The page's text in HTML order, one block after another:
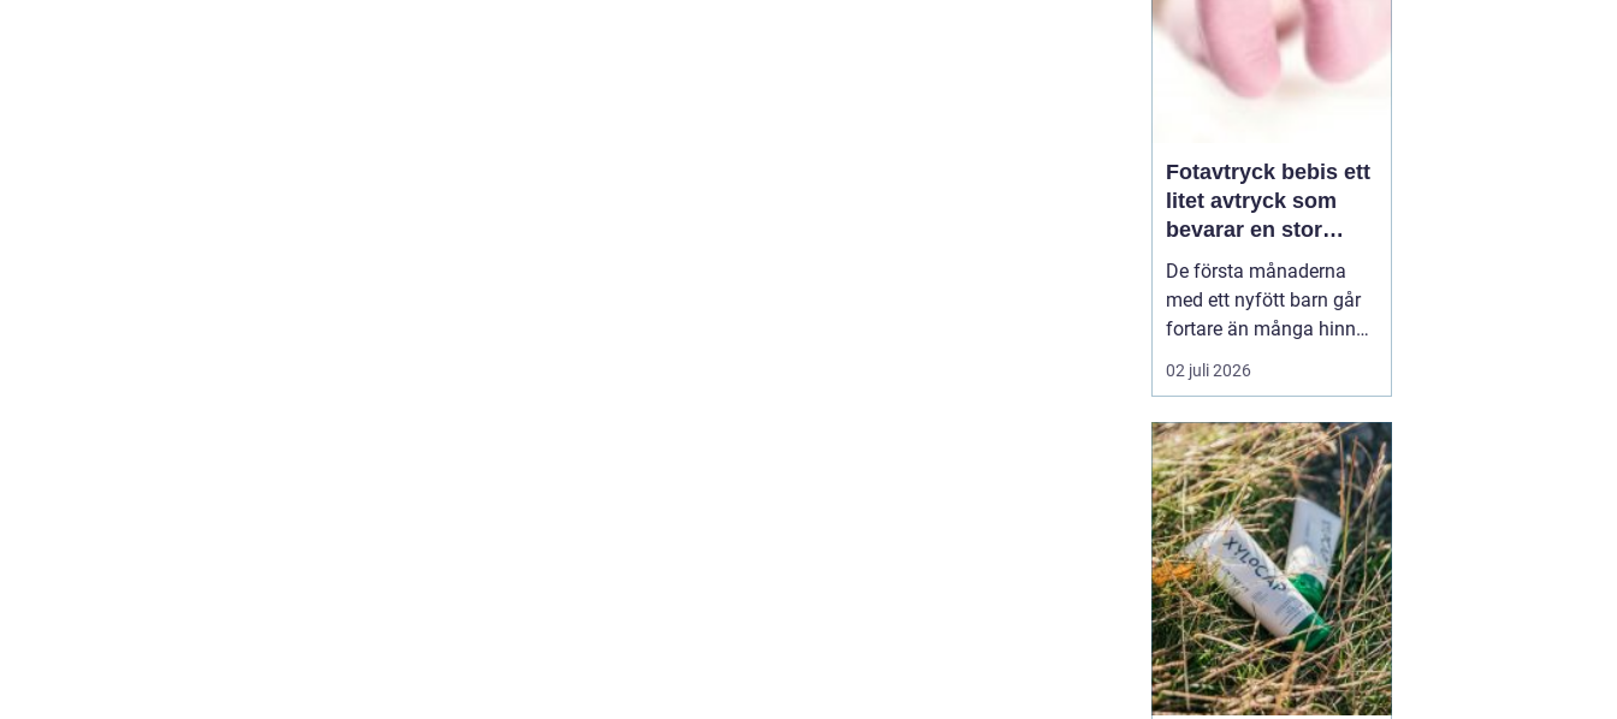
återkommand...
Fotavtryck bebis ett
litet avtryck som
bevarar en stor
stund
De första månaderna
med ett nyfött barn går
fortare än många hinner
med. Ena dagen ryms
hela foten i handflatan,
redan vuxit ur sina första
pyjamasar.Ett fotavtryck
bebis fångarjust den d...
02 juli 2026